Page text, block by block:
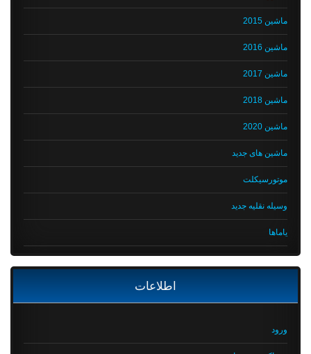
ماشین 2015
ماشین 2016
ماشین 2017
ماشین 2018
ماشین 2020
ماشین های جدید
موتورسیکلت
وسیله نقلیه جدید
یاماها
اطلاعات
ورود